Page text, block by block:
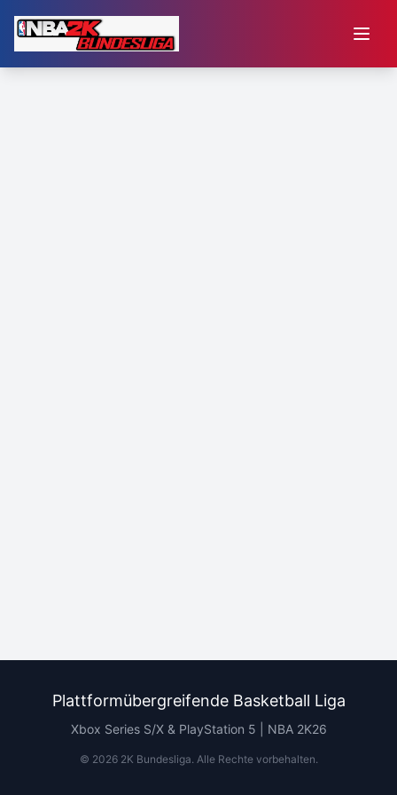
Plattformübergreifende Basketball Liga
Xbox Series S/X & PlayStation 5 | NBA 2K26
© 20262K Bundesliga. Alle Rechte vorbehalten.